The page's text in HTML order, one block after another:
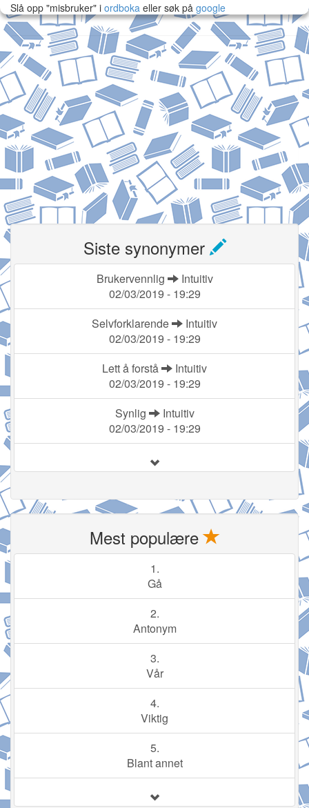
Slå opp "misbruker" i ordboka eller søk på google
Siste synonymer
Brukervennlig
Intuitiv
02/03/2019 - 19:29
Selvforklarende
Intuitiv
02/03/2019 - 19:29
Lett å forstå
Intuitiv
02/03/2019 - 19:29
Synlig
Intuitiv
02/03/2019 - 19:29
Mest populære
1.
Gå
2.
Antonym
3.
Vår
4.
Viktig
5.
Blant annet